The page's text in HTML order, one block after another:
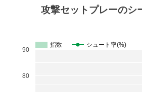
攻撃セットプレーのシ
指数 シュート率(%)
80
90